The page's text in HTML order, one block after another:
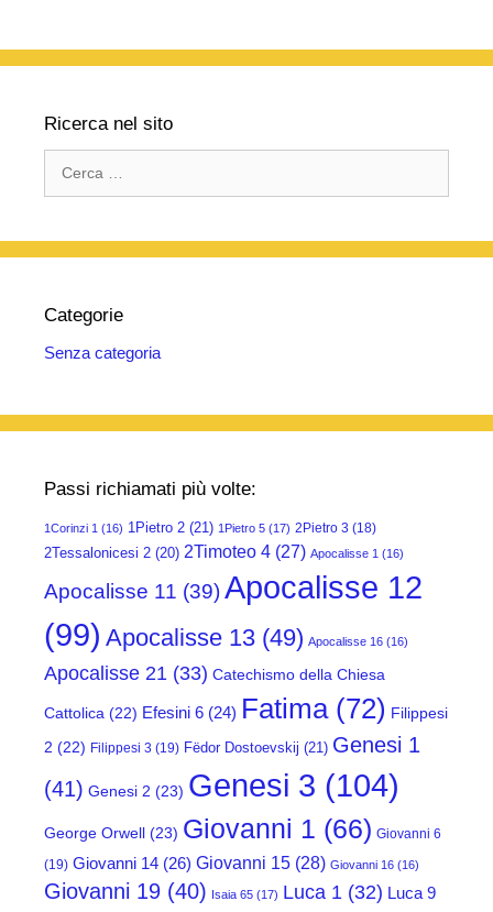
Ricerca nel sito
per:
Categorie
Senza categoria
Passi richiamati più volte:
1Corinzi 1 (16) 1Pietro 2 (21) 1Pietro 5 (17) 2Pietro 3 (18)
2Tessalonicesi 2 (20) 2Timoteo 4 (27) Apocalisse 1 (16)
Apocalisse 11 (39)Apocalisse 12
(99) Apocalisse 13 (49) Apocalisse 16 (16)
Apocalisse 21 (33) Catechismo della Chiesa
Cattolica (22) Efesini 6 (24) Fatima(72) Filippesi
2 (22) Filippesi 3 (19) Fëdor Dostoevskij (21) Genesi 1
(41) Genesi 2 (23) Genesi 3 (104)
George Orwell (23) Giovanni 1 (66) Giovanni 6
(19) Giovanni 14 (26) Giovanni 15 (28) Giovanni 16 (16)
Giovanni 19 (40) Isaia 65 (17) Luca 1 (32) Luca 9